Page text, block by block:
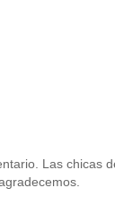
Las chicas